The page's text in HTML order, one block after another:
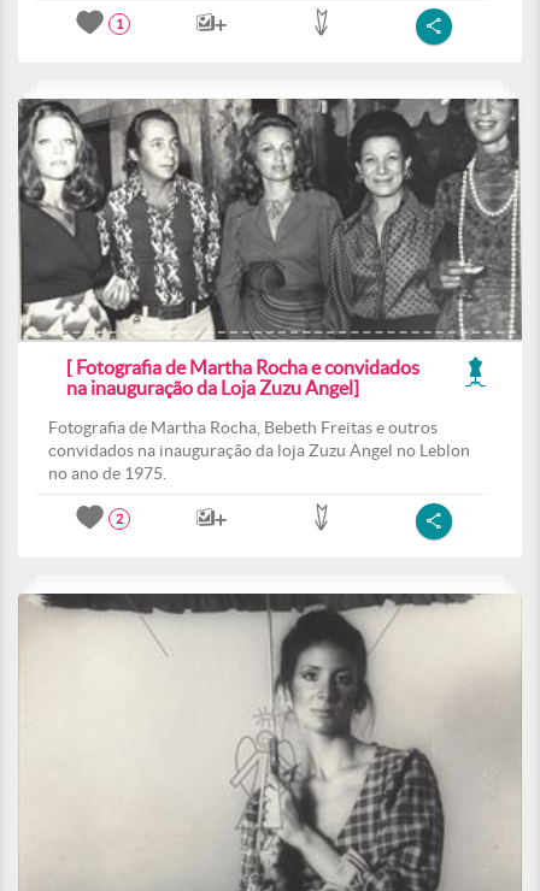
1
[ Fotografia de Martha Rocha e convidados
na inauguração da Loja Zuzu Angel]
Fotografia de Martha Rocha, Bebeth Freitas e outros
convidados na inauguração da loja Zuzu Angel no Leblon
no ano de 1975.
2